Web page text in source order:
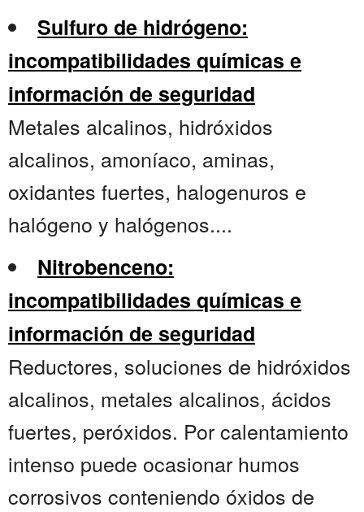
Sulfuro de hidrógeno:
incompatibilidades químicas e
información de seguridad
Metales alcalinos, hidróxidos
alcalinos, amoníaco, aminas,
oxidantes fuertes, halogenuros e
halógeno y halógenos....
Nitrobenceno:
incompatibilidades químicas e
información de seguridad
Reductores, soluciones de hidróxidos
alcalinos, metales alcalinos, ácidos
fuertes, peróxidos. Por calentamiento
intenso puede ocasionar humos
corrosivos conteniendo óxidos de